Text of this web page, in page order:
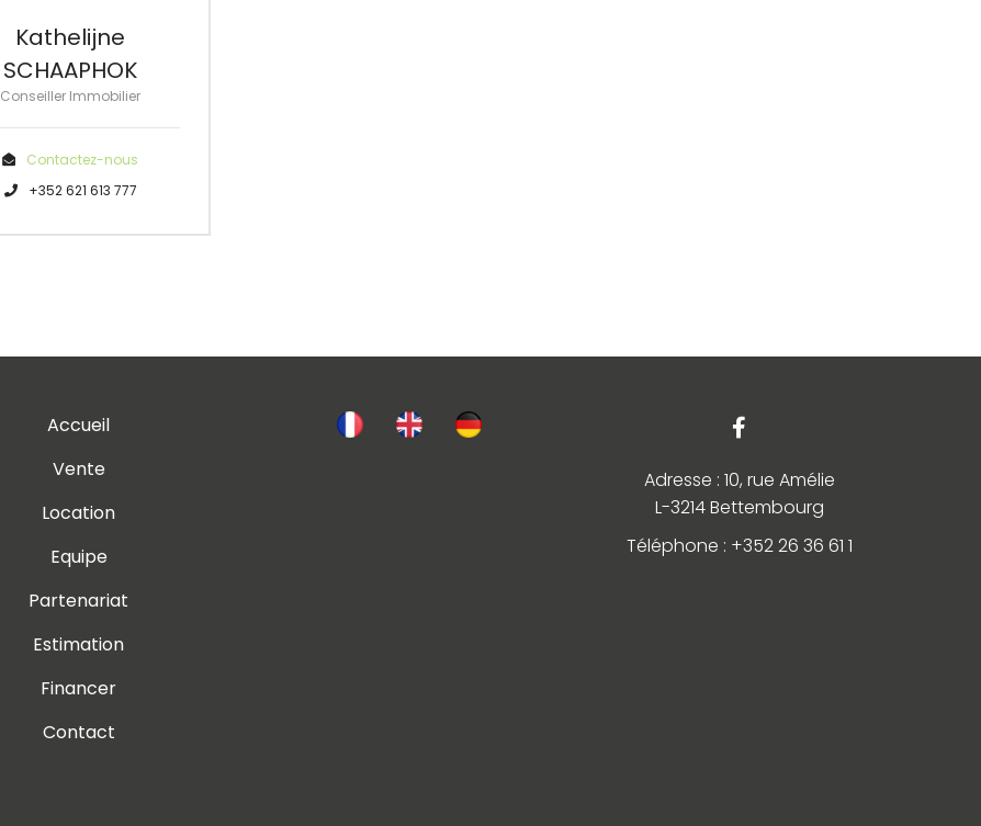
Kathelijne
SCHAAPHOK
Conseiller Immobilier
Contactez-nous
+352 621 613 777
Accueil
Vente
Location
Equipe
Partenariat
Estimation
Financer
Contact
Adresse : 10, rue Amélie
L-3214 Bettembourg
Téléphone : +352 26 36 61 1